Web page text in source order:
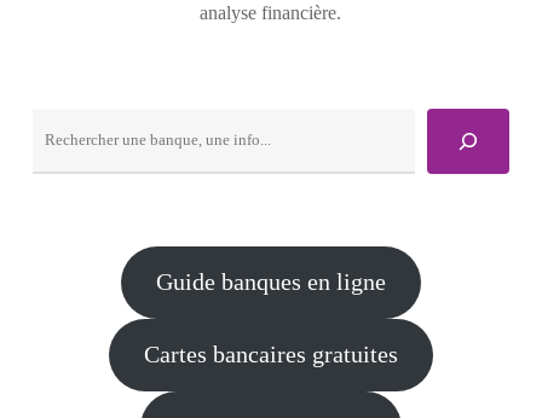
analyse financière.
Guide banques en ligne
Cartes bancaires gratuites